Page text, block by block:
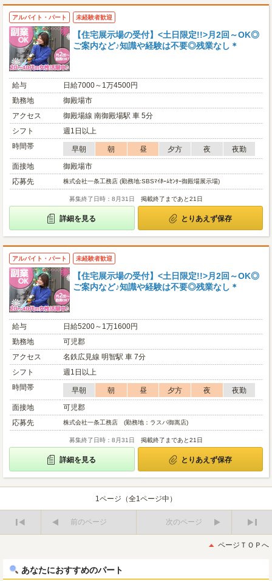
アルバイト・パート 未経験者歓迎
【住宅展示場の受付】<土日限定!!>月2回～OK◎
ご案内など♪知識や経験は不要◎残業なし＊
給与
日給7000～1万4500円
勤務地
御殿場市
アクセス
御殿場線 南御殿場駅 車 5分
シフト
週1日以上
時間帯
早朝 朝 昼 夕方 夜
夜勤
面接地
御殿場市
応募先
株式会社一条工務店 (勤務地:SBSﾏｲﾎｰﾑｾﾝﾀｰ御殿場展示場)
募集終了日時：8月31日 掲載終了まであと21日
詳細を見る とりあえず保存
アルバイト・パート 未経験者歓迎
【住宅展示場の受付】<土日限定!!>月2回～OK◎
ご案内など♪知識や経験は不要◎残業なし＊
給与
日給5200～1万1600円
勤務地
可児郡
アクセス
名鉄広見線 明智駅 車 7分
シフト
週1日以上
時間帯
早朝 朝 昼 夕方 夜
夜勤
面接地
可児郡
応募先
株式会社一条工務店 (勤務地：ラスパ御嵩店)
募集終了日時：8月31日 掲載終了まであと21日
詳細を見る とりあえず保存
1ページ（全1ページ中）
前のページ
次のページ
後
ページＴＯＰへ
あなたにおすすめのパート